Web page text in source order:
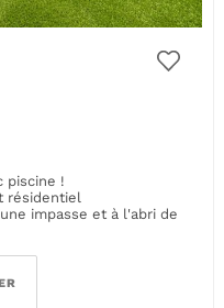
piscine !
résidentiel
impasse et à l'abri de